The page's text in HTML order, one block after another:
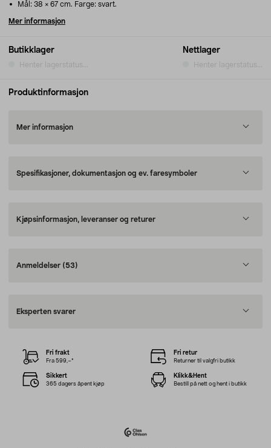
Butikklager
Henter lagerstatus...
Nettlager
Henter lagerstatus...
Mål: 38 × 67 cm. Farge: svart.
Mer informasjon
Produktinformasjon
Mer informasjon
Spesifikasjoner, dokumentasjon og ev. faresymboler
Kjøpsinformasjon, leveranser og returer
Anmeldelser (53)
Eksperten svarer
Fri frakt
Fra 599,–*
Fri retur
Returner til valgfri butikk
Sikkert
365 dagers åpent kjøp
Klikk&Hent
Bestill på nett og hent i butikk